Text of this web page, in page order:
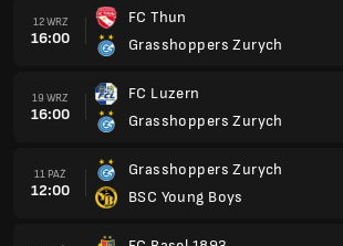
12 WRZ
16:00
FC Thun
Grasshoppers Zurych
19 WRZ
16:00
FC Luzern
Grasshoppers Zurych
11 PAŹ
12:00
Grasshoppers Zurych
BSC Young Boys